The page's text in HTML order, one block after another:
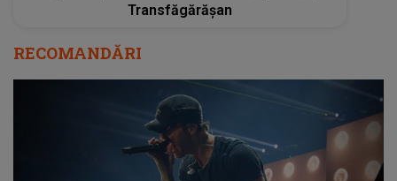
Transfăgărășan
RECOMANDĂRI